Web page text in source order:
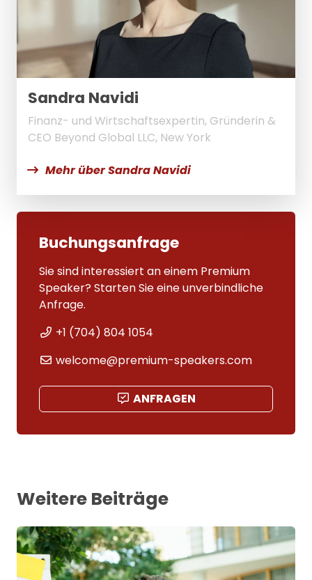
Sandra Navidi
Finanz- und Wirtschaftsexpertin, Gründerin &
CEO Beyond Global LLC, New York
Mehr über Sandra Navidi
Buchungsanfrage
Sie sind interessiert an einem Premium
Speaker? Starten Sie eine unverbindliche
Anfrage.
+1 (704) 804 1054
welcome@premium-speakers.com
ANFRAGEN
Weitere Beiträge